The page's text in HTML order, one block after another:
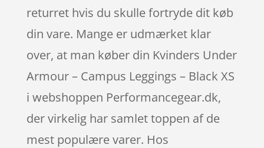
returret hvis du skulle fortryde dit køb
din vare. Mange er udmærket klar
over, at man køber din Kvinders Under
Armour – Campus Leggings – Black XS
i webshoppen Performancegear.dk,
der virkelig har samlet toppen af de
mest populære varer. Hos